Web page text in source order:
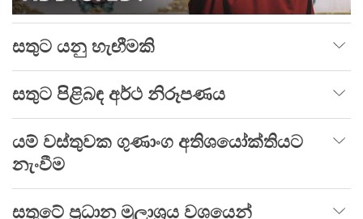
සතුට යනු හැඟීමකි
සතුට පිළිබඳ අර්ථ නිරූපණය
යම් වස්තුවක ගුණාංග අතිශයෝක්තියට
නැංවීම
සතුටේ ප්‍රධාන මූලාශ්‍රය වශයෙන්